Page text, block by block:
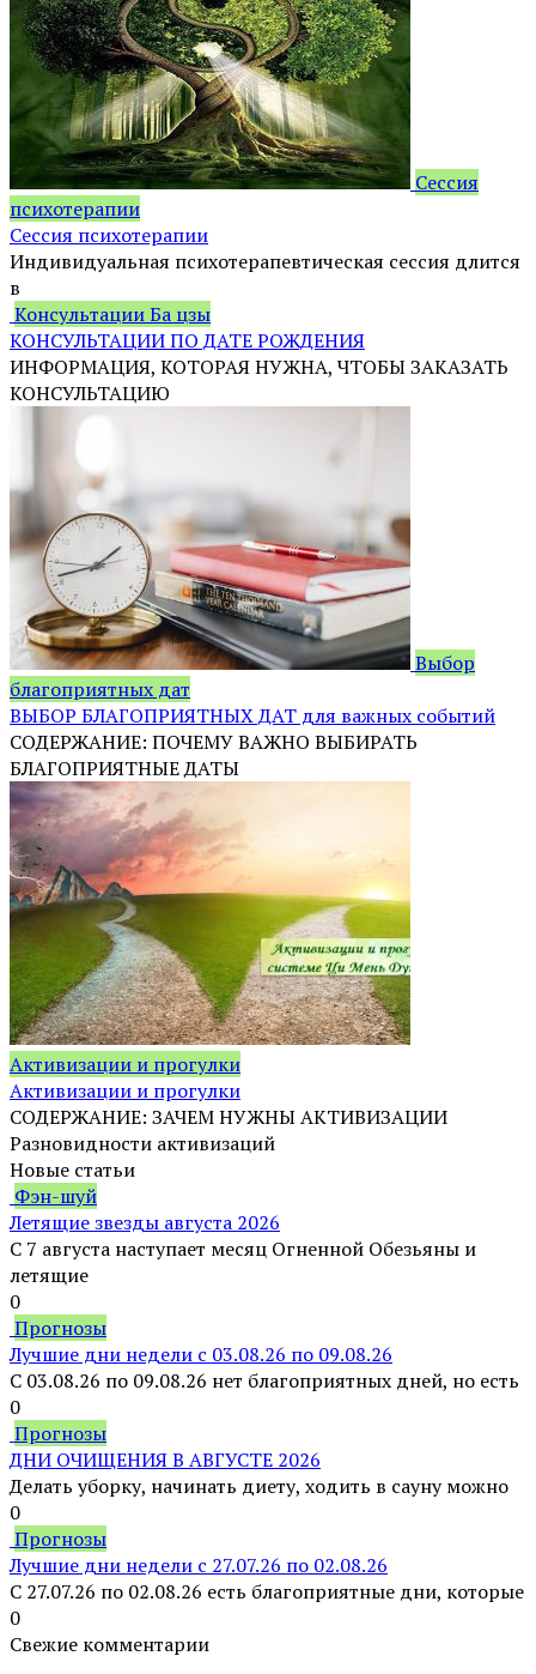
Сессия
психотерапии
Сессия психотерапии
Индивидуальная психотерапевтическая сессия длится
в
Консультации Ба цзы
КОНСУЛЬТАЦИИ ПО ДАТЕ РОЖДЕНИЯ
ИНФОРМАЦИЯ, КОТОРАЯ НУЖНА, ЧТОБЫ ЗАКАЗАТЬ
КОНСУЛЬТАЦИЮ
Выбор
благоприятных дат
ВЫБОР БЛАГОПРИЯТНЫХ ДАТ для важных событий
СОДЕРЖАНИЕ: ПОЧЕМУ ВАЖНО ВЫБИРАТЬ
БЛАГОПРИЯТНЫЕ ДАТЫ
Активизации и прогулки
Активизации и прогулки
СОДЕРЖАНИЕ: ЗАЧЕМ НУЖНЫ АКТИВИЗАЦИИ
Разновидности активизаций
Новые статьи
Фэн-шуй
Летящие звезды августа 2026
С 7 августа наступает месяц Огненной Обезьяны и
летящие
0
Прогнозы
Лучшие дни недели с 03.08.26 по 09.08.26
С 03.08.26 по 09.08.26 нет благоприятных дней, но есть
0
Прогнозы
ДНИ ОЧИЩЕНИЯ В АВГУСТЕ 2026
Делать уборку, начинать диету, ходить в сауну можно
0
Прогнозы
Лучшие дни недели с 27.07.26 по 02.08.26
С 27.07.26 по 02.08.26 есть благоприятные дни, которые
0
Свежие комментарии